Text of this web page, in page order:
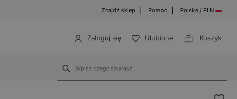
Znajdź sklep Pomoc Polska / PLN
Zaloguj się Ulubione Koszyk